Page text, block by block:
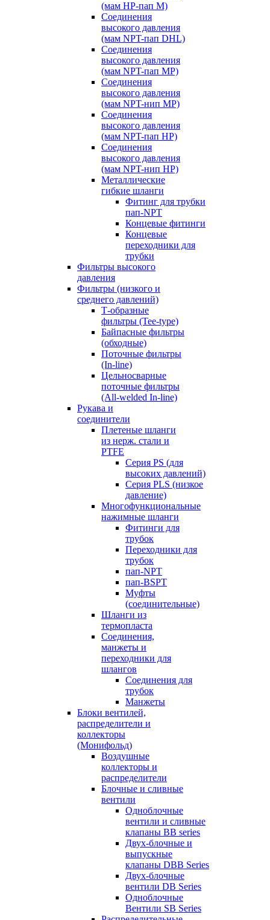
(мам HP-пап M)
Соединения
высокого давления
(мам NPT-пап DHL)
Соединения
высокого давления
(мам NPT-пап MP)
Соединения
высокого давления
(мам NPT-нип MP)
Соединения
высокого давления
(мам NPT-пап HP)
Соединения
высокого давления
(мам NPT-нип HP)
Металлические
гибкие шланги
Фитинг для трубки
пап-NPT
Концевые фитинги
Концевые
переходники для
трубки
Фильтры высокого
давления
Фильтры (низкого и
среднего давлений)
Т-образные
фильтры (Tee-type)
Байпасные фильтры
(обходные)
Поточные фильтры
(In-line)
Цельносварные
поточные фильтры
(All-welded In-line)
Рукава и
соединители
Плетеные шланги
из нерж. стали и
PTFE
Серия PS (для
высоких давлений)
Серия PLS (низкое
давление)
Многофункциональные
нажимные шланги
Фитинги для
трубок
Переходники для
трубок
пап-NPT
пап-BSPT
Муфты
(соединительные)
Шланги из
термопласта
Соединения,
манжеты и
переходники для
шлангов
Соединения для
трубок
Манжеты
Блоки вентилей,
распределители и
коллекторы
(Монифольд)
Воздушные
коллекторы и
распределители
Блочные и сливные
вентили
Одноблочные
вентили и сливные
клапаны BB series
Двух-блочные и
выпускные
клапаны DBB Series
Двух-блочные
вентили DB Series
Одноблочные
Вентили SB Series